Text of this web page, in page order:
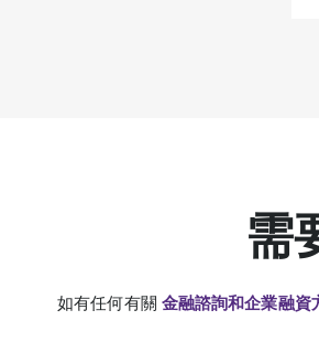
需
如有任何有關 金融諮詢和企業融資